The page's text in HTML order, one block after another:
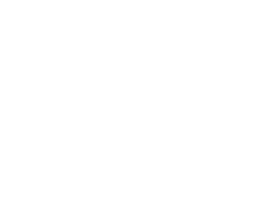
in den Bereichen
Bereich, Events sowie Social